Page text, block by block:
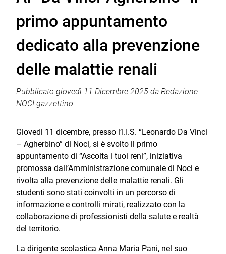
primo appuntamento
dedicato alla prevenzione
delle malattie renali
Pubblicato giovedì 11 Dicembre 2025 da Redazione
NOCI gazzettino
Giovedì 11 dicembre, presso l’I.I.S. “Leonardo Da Vinci
– Agherbino” di Noci, si è svolto il primo
appuntamento di “Ascolta i tuoi reni”, iniziativa
promossa dall’Amministrazione comunale di Noci e
rivolta alla prevenzione delle malattie renali. Gli
studenti sono stati coinvolti in un percorso di
informazione e controlli mirati, realizzato con la
collaborazione di professionisti della salute e realtà
del territorio.
La dirigente scolastica Anna Maria Pani, nel suo